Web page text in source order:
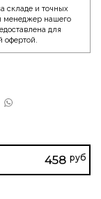
складе и точных
менеджер нашего
для
офертой.
458 руб